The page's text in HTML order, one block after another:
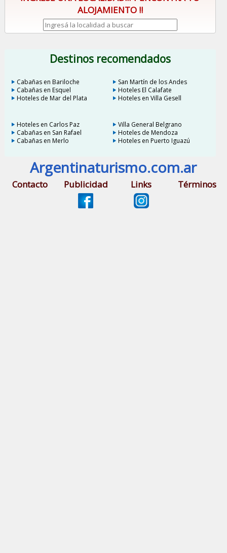
ALOJAMIENTO !!
Destinos recomendados
Cabañas en Bariloche
San Martín de los Andes
Cabañas en Esquel
Hoteles El Calafate
Hoteles de Mar del Plata
Hoteles en Villa Gesell
Hoteles en Carlos Paz
Villa General Belgrano
Cabañas en San Rafael
Hoteles de Mendoza
Cabañas en Merlo
Hoteles en Puerto Iguazú
Argentinaturismo.com.ar
Contacto Publicidad Links Términos